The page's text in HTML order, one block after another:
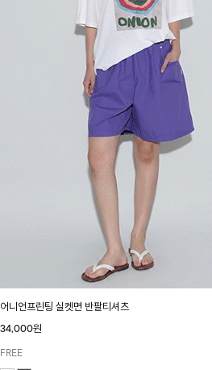
어니언프린팅 실켓면 반팔티셔츠
34,000원
FREE